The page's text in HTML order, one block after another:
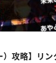
）攻略】リ